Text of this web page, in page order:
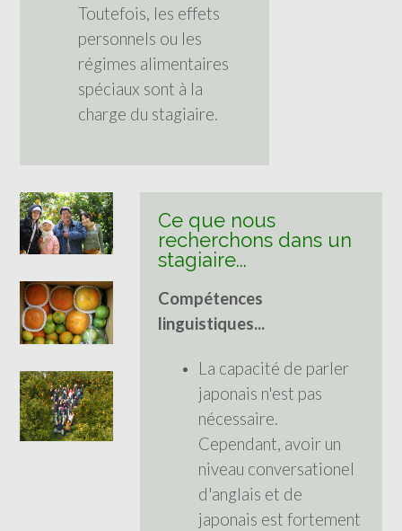
Toutefois, les effets
personnels ou les
régimes alimentaires
spéciaux sont à la
charge du stagiaire.
Ce que nous
recherchons dans un
stagiaire...
Compétences
linguistiques...
La capacité de parler
japonais n'est pas
nécessaire.
Cependant, avoir un
niveau conversationel
d'anglais et de
japonais est fortement